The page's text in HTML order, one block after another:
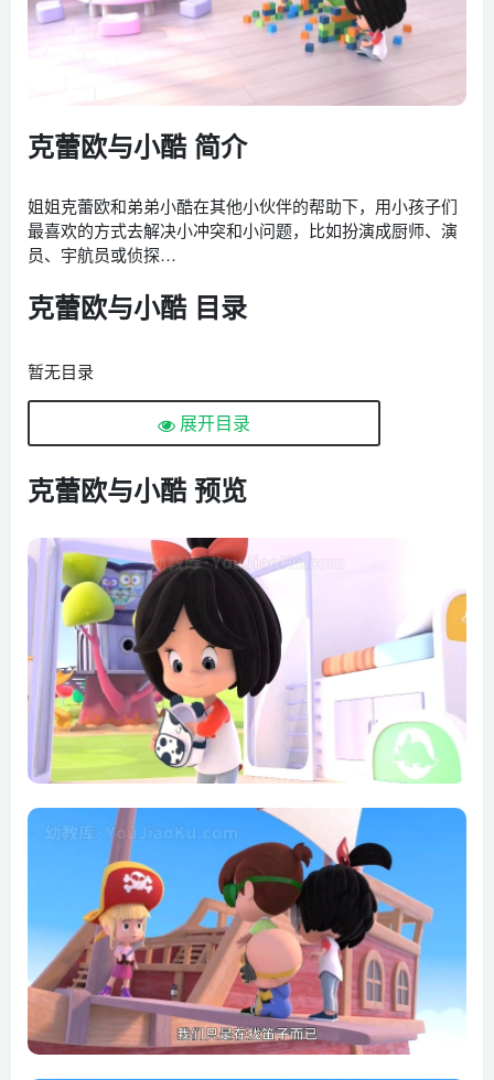
克蕾欧与小酷 简介
姐姐克蕾欧和弟弟小酷在其他小伙伴的帮助下，用小孩子们
最喜欢的方式去解决小冲突和小问题，比如扮演成厨师、演
员、宇航员或侦探…
克蕾欧与小酷 目录
暂无目录
展开目录
克蕾欧与小酷 预览